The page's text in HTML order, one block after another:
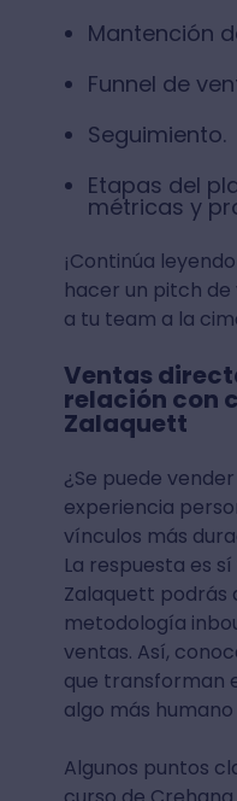
Mantención
Funnel de
Seguimiento.
Etapas del
métricas y
¡Continúa
hacer un pitch
a tu team a la
Ventas
relación con
Zalaquett
¿Se puede
experiencia
vínculos más
La respuesta es
Zalaquett podrás
metodología
ventas. Así,
que transforman
algo más
Algunos puntos